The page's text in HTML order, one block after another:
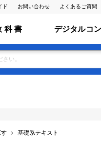
ド お問い合わせ よくあるご質問
科 書 デジタルコ
す 基礎系テキスト